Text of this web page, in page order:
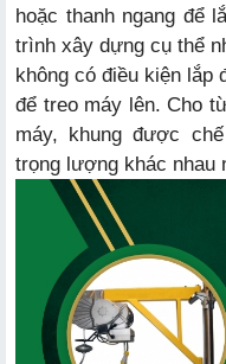
hoặc thanh ngang để
trình xây dựng cụ thể
không có điều kiện lắp
để treo máy lên. Cho
máy, khung được
trọng lượng khác nhau